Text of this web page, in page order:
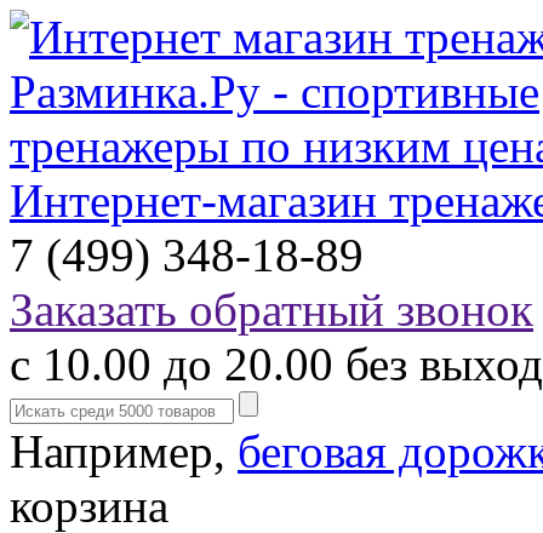
Интернет-магазин
7 (499) 348-18-89
Заказать обратный звонок
с 10.00 до 20.00 без
Например, беговая
корзина